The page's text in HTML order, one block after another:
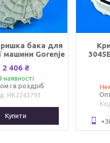
бака для
машини Gorenje
2 406 ₴
наявності
і в роздріб
HK2243793
Купити